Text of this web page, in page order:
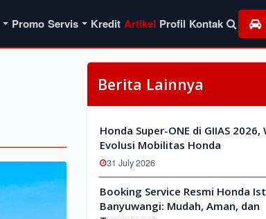
Promo Servis Kredit Artikel Profil Kontak
Berita Lainnya
Honda Super-ONE di GIIAS 2026,
Evolusi Mobilitas Honda
31 July 2026
Booking Service Resmi Honda
Banyuwangi: Mudah, Aman, dan